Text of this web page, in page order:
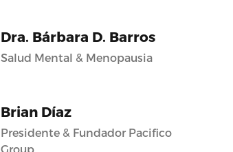
Dra. Bárbara D. Barros
Salud Mental & Menopausia
Brian Díaz
Presidente & Fundador Pacifico
Group